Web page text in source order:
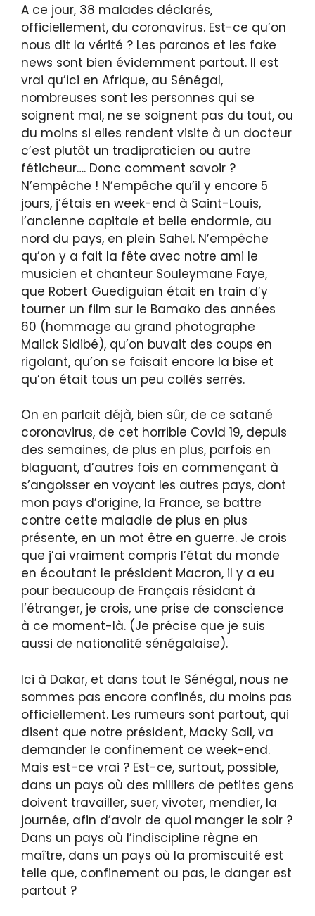
A ce jour, 38 malades déclarés,
officiellement, du coronavirus. Est-ce qu’on
nous dit la vérité ? Les paranos et les fake
news sont bien évidemment partout. Il est
vrai qu’ici en Afrique, au Sénégal,
nombreuses sont les personnes qui se
soignent mal, ne se soignent pas du tout, ou
du moins si elles rendent visite à un docteur
c’est plutôt un tradipraticien ou autre
féticheur…. Donc comment savoir ?
N’empêche ! N’empêche qu’il y encore 5
jours, j’étais en week-end à Saint-Louis,
l’ancienne capitale et belle endormie, au
nord du pays, en plein Sahel. N’empêche
qu’on y a fait la fête avec notre ami le
musicien et chanteur Souleymane Faye,
que Robert Guediguian était en train d’y
tourner un film sur le Bamako des années
60 (hommage au grand photographe
Malick Sidibé), qu’on buvait des coups en
rigolant, qu’on se faisait encore la bise et
qu’on était tous un peu collés serrés.
On en parlait déjà, bien sûr, de ce satané
coronavirus, de cet horrible Covid 19, depuis
des semaines, de plus en plus, parfois en
blaguant, d’autres fois en commençant à
s’angoisser en voyant les autres pays, dont
mon pays d’origine, la France, se battre
contre cette maladie de plus en plus
présente, en un mot être en guerre. Je crois
que j’ai vraiment compris l’état du monde
en écoutant le président Macron, il y a eu
pour beaucoup de Français résidant à
l’étranger, je crois, une prise de conscience
à ce moment-là. (Je précise que je suis
aussi de nationalité sénégalaise).
Ici à Dakar, et dans tout le Sénégal, nous ne
sommes pas encore confinés, du moins pas
officiellement. Les rumeurs sont partout, qui
disent que notre président, Macky Sall, va
demander le confinement ce week-end.
Mais est-ce vrai ? Est-ce, surtout, possible,
dans un pays où des milliers de petites gens
doivent travailler, suer, vivoter, mendier, la
journée, afin d’avoir de quoi manger le soir ?
Dans un pays où l’indiscipline règne en
maître, dans un pays où la promiscuité est
telle que, confinement ou pas, le danger est
partout ?